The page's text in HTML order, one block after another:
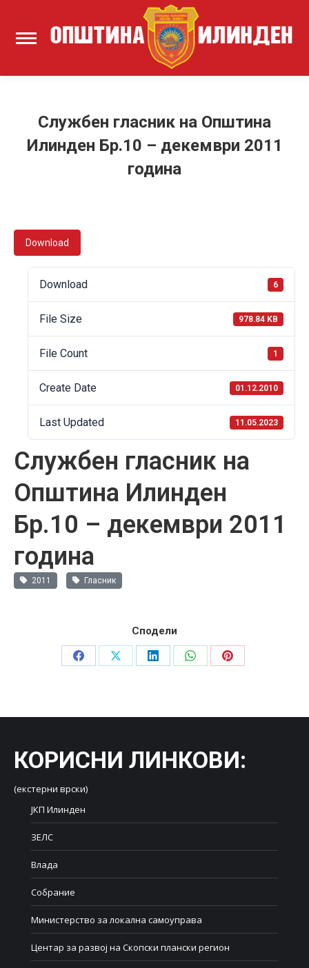
Службен гласник на Општина
Илинден Бр.10 – декември 2011
година
Download
Download 6
File Size 978.84 KB
File Count 1
Create Date 01.12.2010
Last Updated 11.05.2023
Службен гласник на
Општина Илинден
Бр.10 – декември 2011
година
2011 Гласник
Сподели
Share
Share
Share
Share
Share
КОРИСНИ ЛИНКОВИ:
(екстерни врски)
ЈКП Илинден
ЗЕЛС
Влада
Собрание
Министерство за локална самоуправа
Центар за развој на Скопски плански регион